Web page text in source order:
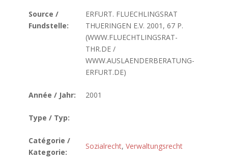
Source /
Fundstelle:
ERFURT. FLUECHLINGSRAT
THUERINGEN E.V. 2001, 67 P.
(WWW.FLUECHTLINGSRAT-
THR.DE /
WWW.AUSLAENDERBERATUNG-
ERFURT.DE)
Année / Jahr: 2001
Type / Typ:
Catégorie /
Kategorie:
Sozialrecht, Verwaltungsrecht